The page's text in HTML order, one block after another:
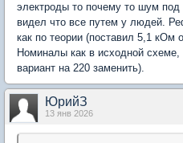
электроды то почему то шум
видел что все путем у людей.
как по теории (поставил 5,1 кОм
Номиналы как в исходной
вариант на 220 заменить).
ЮрийЗ
13 янв 2026